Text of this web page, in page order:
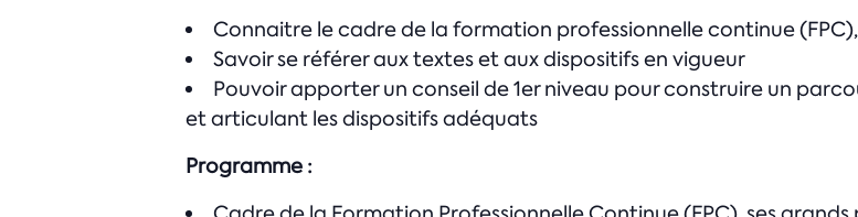
Connaitre le cadre de la formation professionnelle continue
Savoir se référer aux textes et aux dispositifs en vigueur
Pouvoir apporter un conseil de 1er niveau pour construire un
et articulant les dispositifs adéquats
Programme :